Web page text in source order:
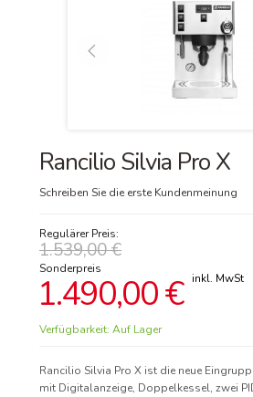
Rancilio Silvia Pro X
Schreiben Sie die erste Kundenmeinung
Regulärer Preis:
1.539,00 €
Sonderpreis
1.490,00 €
Verfügbarkeit: Auf Lager
Rancilio Silvia Pro X ist die neue
mit Digitalanzeige, Doppelkessel, zwei